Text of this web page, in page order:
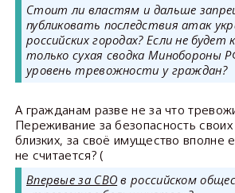
Стоит ли властям и дальше
публиковать последствия атак
российских городах? Если не будет
только сухая сводка Минобороны
уровень тревожности у граждан?
А гражданам разве не за что
Переживание за безопасность
близких, за своё имущество вполне
не считается? (
Впервые за СВО в российском